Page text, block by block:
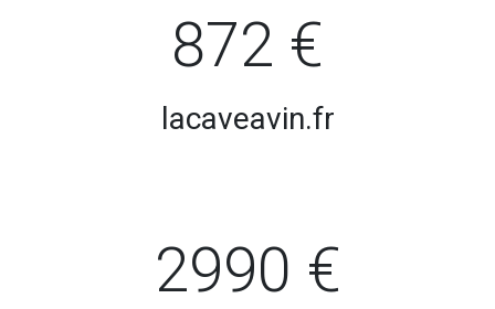
872 €
lacaveavin.fr
2990 €